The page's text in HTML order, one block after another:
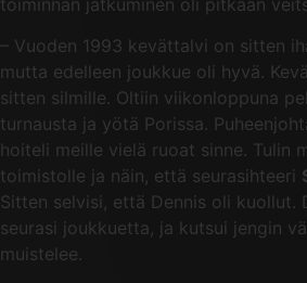
– Vuoden 1993 kevättalvi on sitten
mutta edelleen joukkue oli hyvä.
sitten silmille. Oltiin viikonloppuna
turnausta ja yötä Porissa.
hoiteli meille vielä ruoat sinne. Tulin
toimistolle ja näin, että seurasihteeri
Sitten selvisi, että Dennis oli kuollut.
seurasi joukkuetta, ja kutsui jengin
muistelee.